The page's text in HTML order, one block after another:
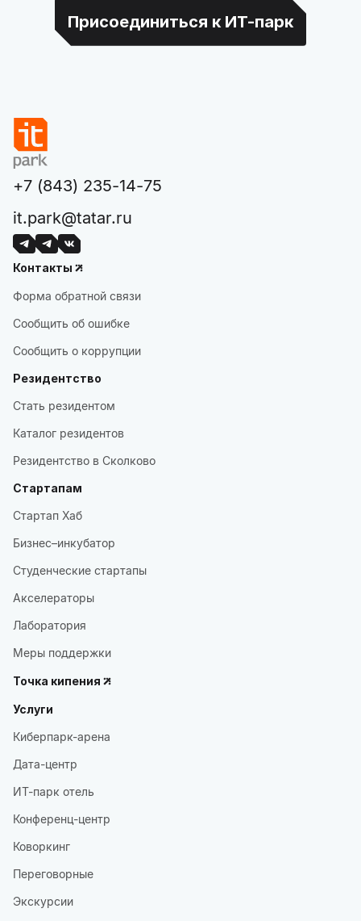
Присоединиться к ИТ-парк
+7 (843) 235-14-75
it.park@tatar.ru
Контакты
Форма обратной связи
Сообщить об ошибке
Сообщить о коррупции
Резидентство
Стать резидентом
Каталог резидентов
Резидентство в Сколково
Стартапам
Стартап Хаб
Бизнес–инкубатор
Студенческие стартапы
Акселераторы
Лаборатория
Меры поддержки
Точка кипения
Услуги
Киберпарк-арена
Дата-центр
ИТ-парк отель
Конференц-центр
Коворкинг
Переговорные
Экскурсии